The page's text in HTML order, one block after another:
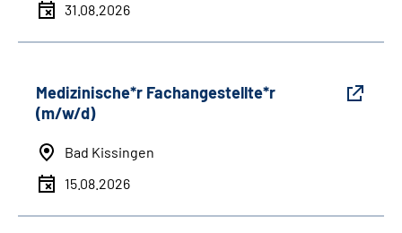
31.08.2026
Medizinische*r Fachangestellte*r
(m/w/d)
Bad Kissingen
15.08.2026